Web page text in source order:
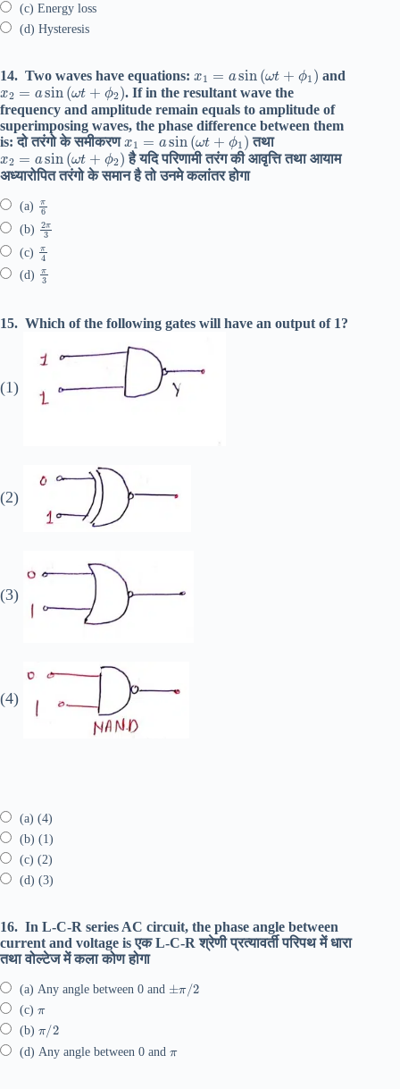
(c) Energy loss
(d) Hysteresis
14. Two waves have equations: ( t and
x2= asin( ωt+ϕ 2)
. If in the resultant wave the
frequency and amplitude remain equals to amplitude of
superimposing waves, the phase difference between them
is: दो तरंगो के समीकरणx 1=a sin(ωt+ϕ1) तथा
x2 =asin( ωt +ϕ2)
है यदि परिणामी तरंग की आवृत्ति तथा आयाम
अध्यारोपित तरंगो के समान है तो उनमे कलांतर होगा
(a) π6
(b) 2π
(c) π4
(d) π3
15. Which of the following gates will have an output of 1?
(1)
(2)
(3)
(4)
(a) (4)
(b) (1)
(c) (2)
(d) (3)
16. In L-C-R series AC circuit, the phase angle between
current and voltage is एक L-C-R श्रेणी प्रत्यावर्ती परिपथ में धारा
तथा वोल्टेज में कला कोण होगा
(a) Any angle between 0 and ± 2
(c)
(b) 2
(d) Any angle between 0 and